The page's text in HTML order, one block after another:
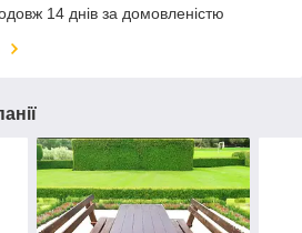
14 днів за домовленістю